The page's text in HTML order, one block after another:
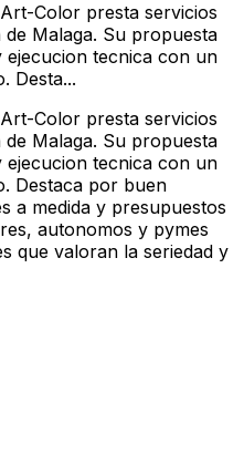
Color presta servicios
Malaga. Su propuesta
tecnica con un
Desta...
Color presta servicios
Malaga. Su propuesta
tecnica con un
Destaca por buen
a medida y presupuestos
autonomos y pymes
que valoran la seriedad y